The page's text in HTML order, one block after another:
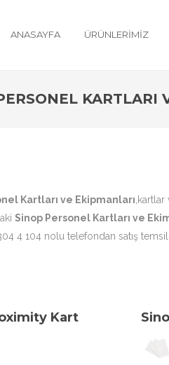
ANASAYFA ÜRÜNLERIMIZ
KARTLARI
Kartları ve Ekipmanları
Sinop Personel Kartları ve
4 104 nolu telefondan satış
Kart